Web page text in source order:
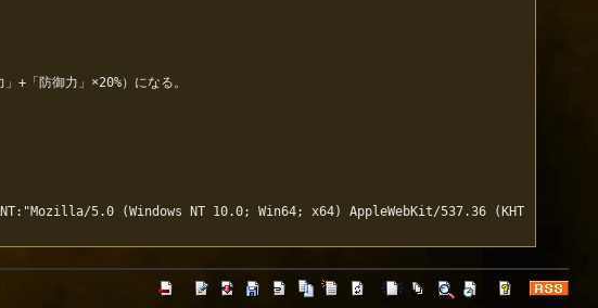
+「防御力」×20%）になる。
5.0 (Windows NT 10.0; Win64; x64) AppleWebKit/537.36 (KHT